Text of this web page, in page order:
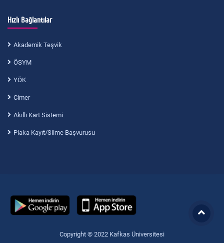
Hızlı Bağlantılar
Akademik Teşvik
ÖSYM
YÖK
Cimer
Akıllı Kart Sistemi
Plaka Kayıt/Silme Başvurusu
Copyright © 2022 Kafkas Üniversitesi